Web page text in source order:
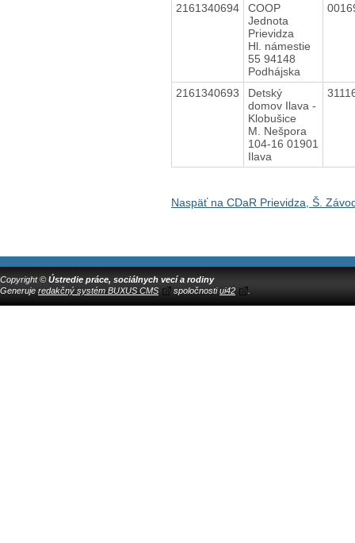
2161340694
COOP
Jednota
Prievidza
Hl. námestie
55 94148
Podhájska
2161340693
Detský
domov Ilava -
Klobušice
M. Nešpora
104-16 01901
Ilava
Naspäť na CDaR Prievidza, Š.
Copyright © Ústredie práce, sociálnych vecí a rodiny
Generuje redakčný systém BUXUS CMS spoločnostiui42